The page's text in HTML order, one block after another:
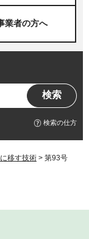
業者の方へ
検索の仕方
移す技術 > 第93号